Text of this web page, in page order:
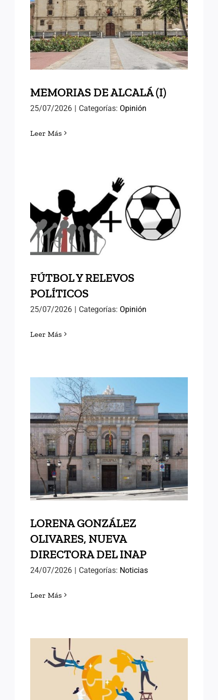
MEMORIAS DE ALCALÁ (I)
MEMORIAS DE ALCALÁ (I)
25/07/2026 | Categorías: Opinión
Leer Más
FÚTBOL Y RELEVOS
POLÍTICOS
FÚTBOL Y RELEVOS
POLÍTICOS
25/07/2026 | Categorías: Opinión
Leer Más
LORENA GONZÁLEZ
OLIVARES, NUEVA
DIRECTORA DEL INAP
LORENA GONZÁLEZ
OLIVARES, NUEVA
DIRECTORA DEL INAP
24/07/2026 | Categorías: Noticias
Leer Más
POLÍTICAS PÚBLICAS DE
ÉXITO